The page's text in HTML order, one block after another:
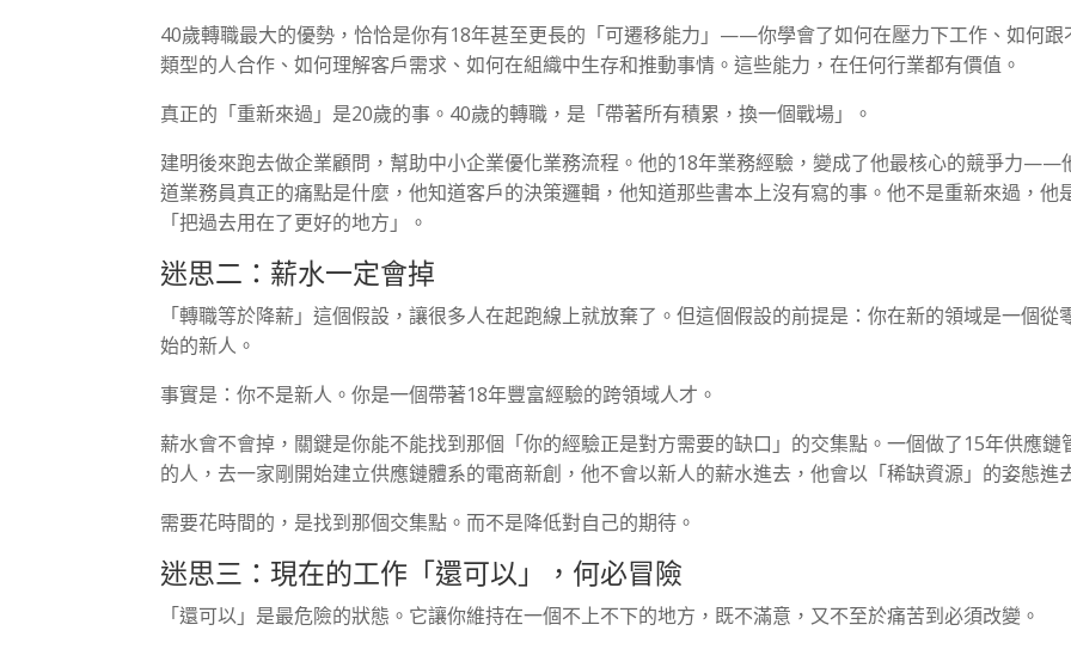
40歲轉職最大的優勢，恰恰是你有18年甚至更長的「可遷移能力」——你學會了如何在壓力下工作、如何跟
類型的人合作、如何理解客戶需求、如何在組織中生存和推動事情。這些能力，在任何行業都有價值。
真正的「重新來過」是20歲的事。40歲的轉職，是「帶著所有積累，換一個戰場」。
建明後來跑去做企業顧問，幫助中小企業優化業務流程。他的18年業務經驗，變成了他最核心的競爭力——
道業務員真正的痛點是什麼，他知道客戶的決策邏輯，他知道那些書本上沒有寫的事。他不是重新來過，他
「把過去用在了更好的地方」。
迷思二：薪水一定會掉
「轉職等於降薪」這個假設，讓很多人在起跑線上就放棄了。但這個假設的前提是：你在新的領域是一個從
始的新人。
事實是：你不是新人。你是一個帶著18年豐富經驗的跨領域人才。
薪水會不會掉，關鍵是你能不能找到那個「你的經驗正是對方需要的缺口」的交集點。一個做了15年供應鏈
的人，去一家剛開始建立供應鏈體系的電商新創，他不會以新人的薪水進去，他會以「稀缺資源」的姿態進
需要花時間的，是找到那個交集點。而不是降低對自己的期待。
迷思三：現在的工作「還可以」，何必冒險
「還可以」是最危險的狀態。它讓你維持在一個不上不下的地方，既不滿意，又不至於痛苦到必須改變。